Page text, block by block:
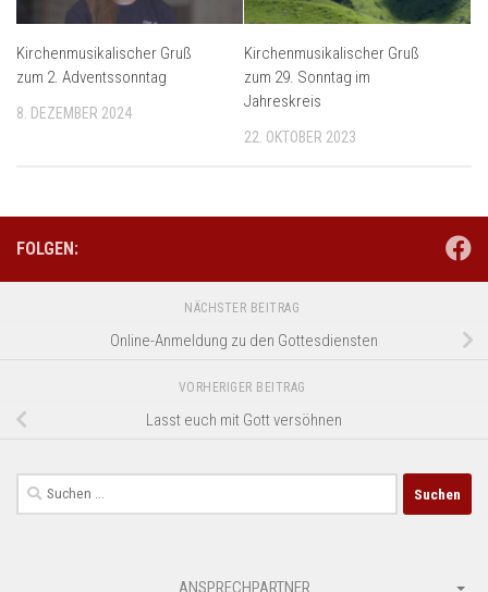
Kirchenmusikalischer Gruß
zum 2. Adventssonntag
8. DEZEMBER 2024
Kirchenmusikalischer Gruß
zum 29. Sonntag im
Jahreskreis
22. OKTOBER 2023
FOLGEN:
NÄCHSTER BEITRAG
Online-Anmeldung zu den Gottesdiensten
VORHERIGER BEITRAG
Lasst euch mit Gott versöhnen
Suchen
nach:
ANSPRECHPARTNER